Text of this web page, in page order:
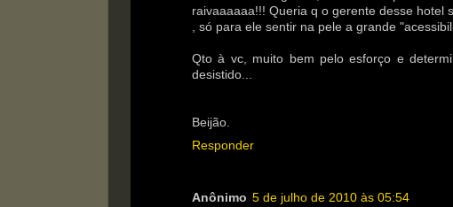
raivaaaaaa!!! Queria q o gerente desse hotel
, só para ele sentir na pele a grande
Qto à vc, muito bem pelo esforço e
desistido...
Beijão.
Responder
Anônimo 5 de julho de 2010 às 05:54